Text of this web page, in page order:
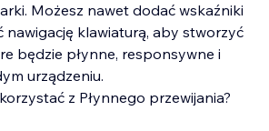
Możesz nawet dodać wskaźniki
nawigację klawiaturą, aby stworzyć
będzie płynne, responsywne i
urządzeniu.
z Płynnego przewijania?